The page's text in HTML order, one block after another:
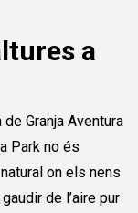
a
Granja Aventura
Park no és
on els nens
de l’aire pur